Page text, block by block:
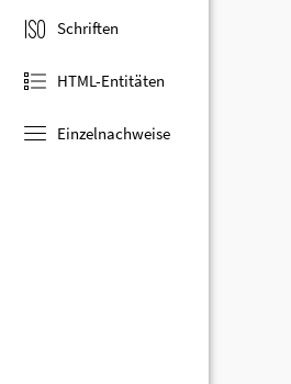
Schriften
HTML-Entitäten
Einzelnachweise